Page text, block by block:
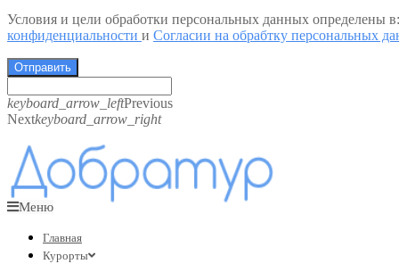
Условия и цели обработки персональных данных определены
конфиденциальности и Согласии на обрабтку персональных
Отправить
keyboard_arrow_leftPrevious
Nextkeyboard_arrow_right
Меню
Главная
Курорты